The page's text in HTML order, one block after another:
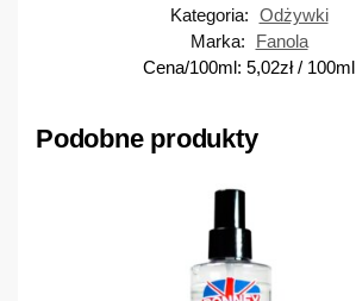
Kategoria: Odżywki
Marka:
Fanola
Cena/100ml: 5,02zł/ 100ml
Podobne produkty